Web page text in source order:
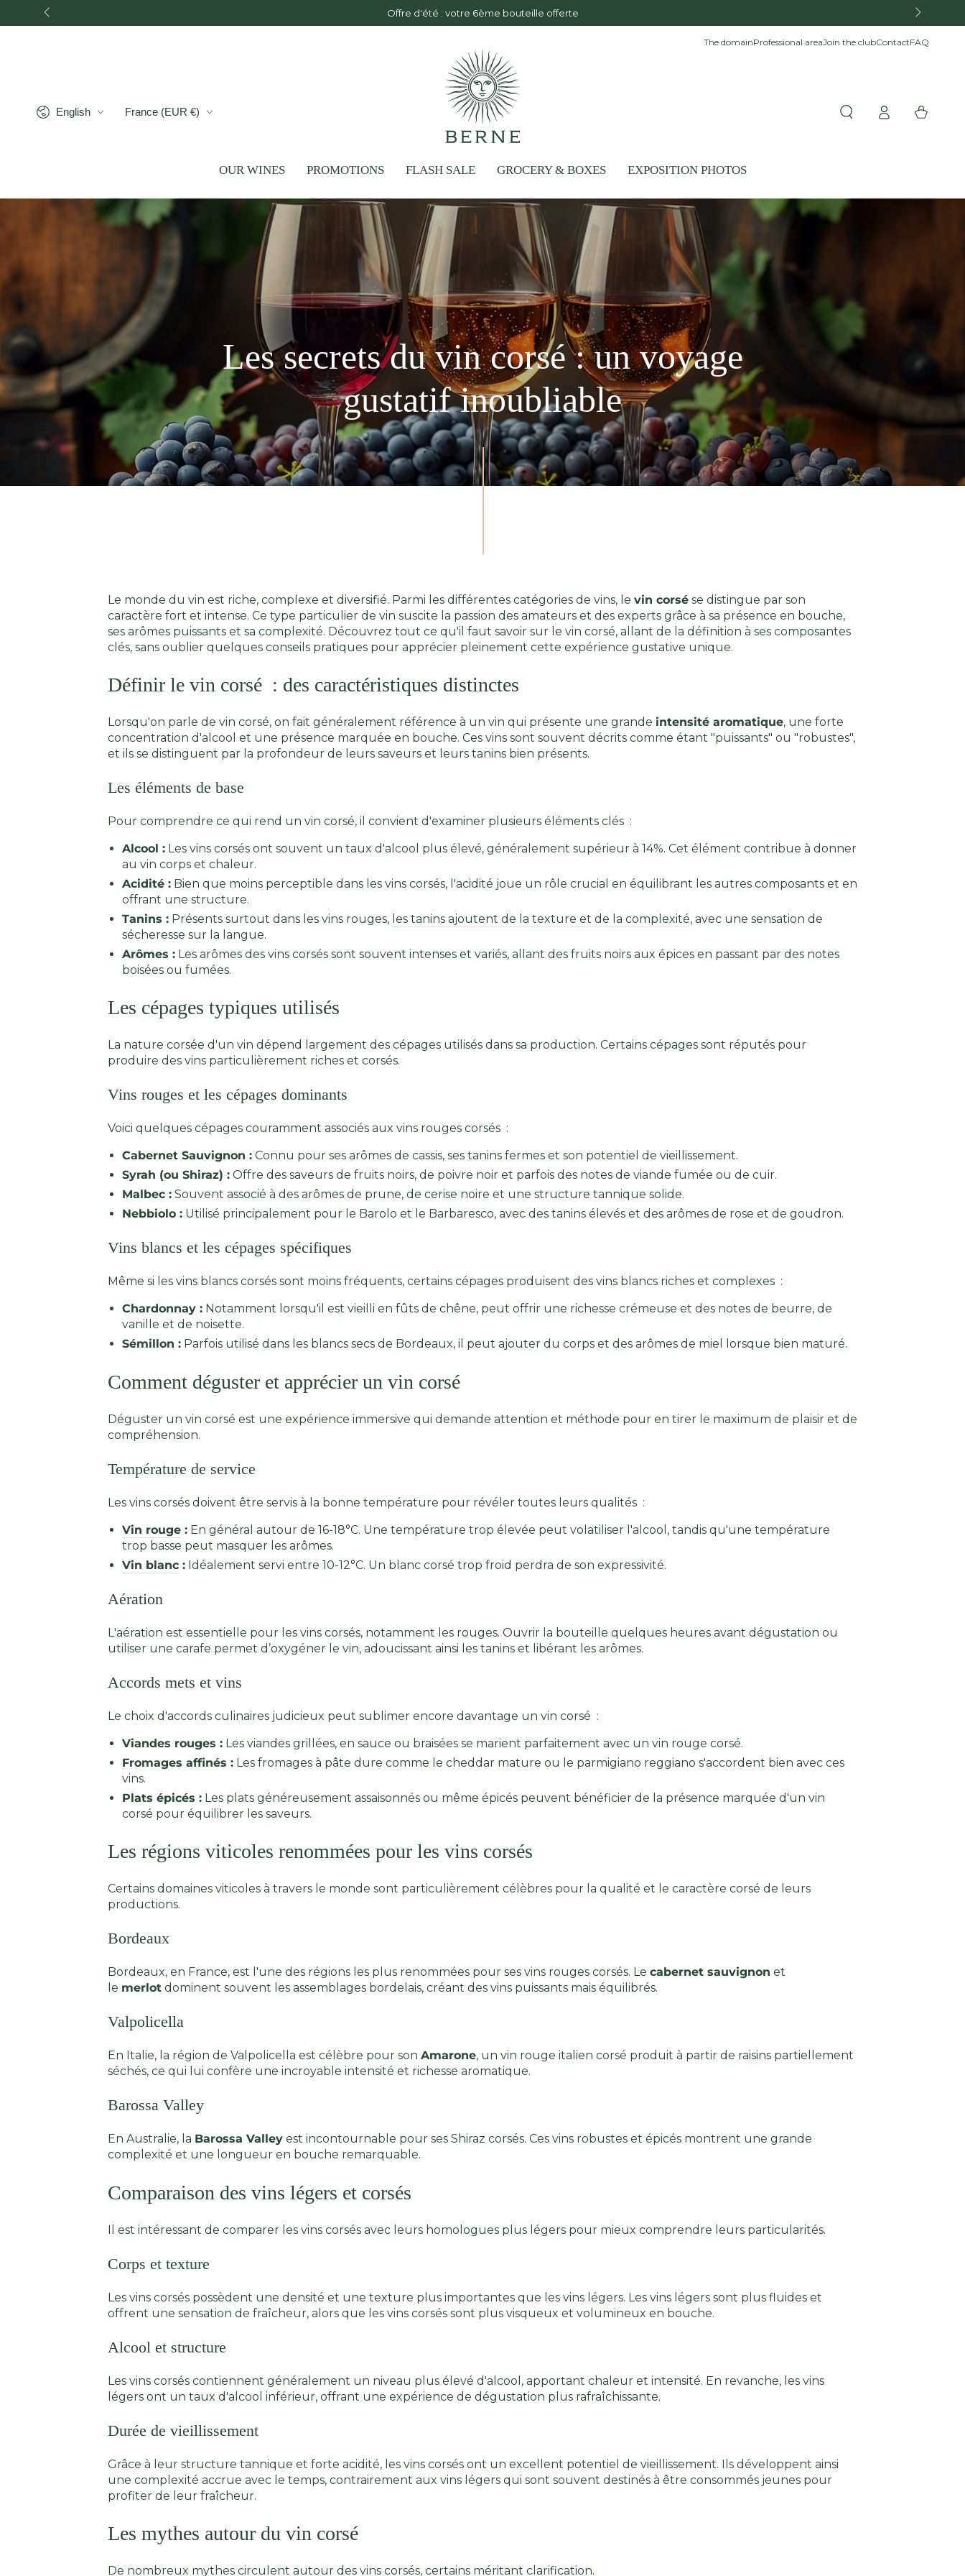
SKIP TO CONTENT FREE delivery in mainland France for orders over €150 and Free delivery on orders over €300 within the European Union.
The domainProfessional areaJoin the clubContactFAQ
Language
English Country/region
France (EUR €)
OUR WINES PROMOTIONS FLASH SALE GROCERY & BOXES EXPOSITION PHOTOS
in
Cart
Les secrets du vin corsé : un voyage
gustatif inoubliable
Le monde du vin est riche, complexe et diversifié. Parmi les différentes catégories de vins, le vin corsé se distingue par son
caractère fort et intense. Ce type particulier de vin suscite la passion des amateurs et des experts grâce à sa présence en bouche,
ses arômes puissants et sa complexité. Découvrez tout ce qu'il faut savoir sur le vin corsé, allant de la définition à ses composantes
clés, sans oublier quelques conseils pratiques pour apprécier pleinement cette expérience gustative unique.
Définir le vin corsé : des caractéristiques distinctes
Lorsqu'on parle de vin corsé, on fait généralement référence à un vin qui présente une grande intensité aromatique, une forte
concentration d'alcool et une présence marquée en bouche. Ces vins sont souvent décrits comme étant "puissants" ou "robustes",
et ils se distinguent par la profondeur de leurs saveurs et leurs tanins bien présents.
Les éléments de base
Pour comprendre ce qui rend un vin corsé, il convient d'examiner plusieurs éléments clés :
Alcool : Les vins corsés ont souvent un taux d'alcool plus élevé, généralement supérieur à 14%. Cet élément contribue à donner
au vin corps et chaleur.
Acidité : Bien que moins perceptible dans les vins corsés, l'acidité joue un rôle crucial en équilibrant les autres composants et en
offrant une structure.
Tanins : Présents surtout dans les vins rouges, les tanins ajoutent de la texture et de la complexité, avec une sensation de
sécheresse sur la langue.
Arômes : Les arômes des vins corsés sont souvent intenses et variés, allant des fruits noirs aux épices en passant par des notes
boisées ou fumées.
Les cépages typiques utilisés
La nature corsée d'un vin dépend largement des cépages utilisés dans sa production. Certains cépages sont réputés pour
produire des vins particulièrement riches et corsés.
Vins rouges et les cépages dominants
Voici quelques cépages couramment associés aux vins rouges corsés :
Cabernet Sauvignon : Connu pour ses arômes de cassis, ses tanins fermes et son potentiel de vieillissement.
Syrah (ou Shiraz) : Offre des saveurs de fruits noirs, de poivre noir et parfois des notes de viande fumée ou de cuir.
Malbec : Souvent associé à des arômes de prune, de cerise noire et une structure tannique solide.
Nebbiolo : Utilisé principalement pour le Barolo et le Barbaresco, avec des tanins élevés et des arômes de rose et de goudron.
Vins blancs et les cépages spécifiques
Même si les vins blancs corsés sont moins fréquents, certains cépages produisent des vins blancs riches et complexes :
Chardonnay : Notamment lorsqu'il est vieilli en fûts de chêne, peut offrir une richesse crémeuse et des notes de beurre, de
vanille et de noisette.
Sémillon : Parfois utilisé dans les blancs secs de Bordeaux, il peut ajouter du corps et des arômes de miel lorsque bien maturé.
Comment déguster et apprécier un vin corsé
Déguster un vin corsé est une expérience immersive qui demande attention et méthode pour en tirer le maximum de plaisir et de
compréhension.
Température de service
Les vins corsés doivent être servis à la bonne température pour révéler toutes leurs qualités :
Vin rouge : En général autour de 16-18°C. Une température trop élevée peut volatiliser l'alcool, tandis qu'une température
trop basse peut masquer les arômes.
Vin blanc : Idéalement servi entre 10-12°C. Un blanc corsé trop froid perdra de son expressivité.
Aération
L'aération est essentielle pour les vins corsés, notamment les rouges. Ouvrir la bouteille quelques heures avant dégustation ou
utiliser une carafe permet d’oxygéner le vin, adoucissant ainsi les tanins et libérant les arômes.
Accords mets et vins
Le choix d'accords culinaires judicieux peut sublimer encore davantage un vin corsé :
Viandes rouges : Les viandes grillées, en sauce ou braisées se marient parfaitement avec un vin rouge corsé.
Fromages affinés : Les fromages à pâte dure comme le cheddar mature ou le parmigiano reggiano s'accordent bien avec ces
vins.
Plats épicés : Les plats généreusement assaisonnés ou même épicés peuvent bénéficier de la présence marquée d'un vin
corsé pour équilibrer les saveurs.
Les régions viticoles renommées pour les vins corsés
Certains domaines viticoles à travers le monde sont particulièrement célèbres pour la qualité et le caractère corsé de leurs
productions.
Bordeaux
Bordeaux, en France, est l'une des régions les plus renommées pour ses vins rouges corsés. Le cabernet sauvignon et
le merlot dominent souvent les assemblages bordelais, créant des vins puissants mais équilibrés.
Valpolicella
En Italie, la région de Valpolicella est célèbre pour son Amarone, un vin rouge italien corsé produit à partir de raisins partiellement
séchés, ce qui lui confère une incroyable intensité et richesse aromatique.
Barossa Valley
En Australie, la Barossa Valley est incontournable pour ses Shiraz corsés. Ces vins robustes et épicés montrent une grande
complexité et une longueur en bouche remarquable.
Comparaison des vins légers et corsés
Il est intéressant de comparer les vins corsés avec leurs homologues plus légers pour mieux comprendre leurs particularités.
Corps et texture
Les vins corsés possèdent une densité et une texture plus importantes que les vins légers. Les vins légers sont plus fluides et
offrent une sensation de fraîcheur, alors que les vins corsés sont plus visqueux et volumineux en bouche.
Alcool et structure
Les vins corsés contiennent généralement un niveau plus élevé d'alcool, apportant chaleur et intensité. En revanche, les vins
légers ont un taux d'alcool inférieur, offrant une expérience de dégustation plus rafraîchissante.
Durée de vieillissement
Grâce à leur structure tannique et forte acidité, les vins corsés ont un excellent potentiel de vieillissement. Ils développent ainsi
une complexité accrue avec le temps, contrairement aux vins légers qui sont souvent destinés à être consommés jeunes pour
profiter de leur fraîcheur.
Les mythes autour du vin corsé
De nombreux mythes circulent autour des vins corsés, certains méritant clarification.